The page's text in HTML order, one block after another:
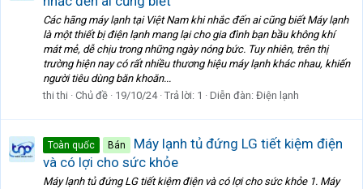
Các hãng máy lạnh tại Việt Nam khi nhắc đến ai cũng biết Máy lạnh
là một thiết bị điện lạnh mang lại cho gia đình bạn bầu không khí
mát mẻ, dễ chịu trong những ngày nóng bức. Tuy nhiên, trên thị
trường hiện nay có rất nhiều thương hiệu máy lạnh khác nhau, khiến
người tiêu dùng băn khoăn...
thi thi
Chủ đề 19/10/24 Trả lời: 1 Diễn đàn: Điện lạnh
Toàn quốc Bán
Máy lạnh tủ đứng LG tiết kiệm điện
và có lợi cho sức khỏe
Máy lạnh tủ đứng LG tiết kiệm điện và có lợi cho sức khỏe 1. Máy